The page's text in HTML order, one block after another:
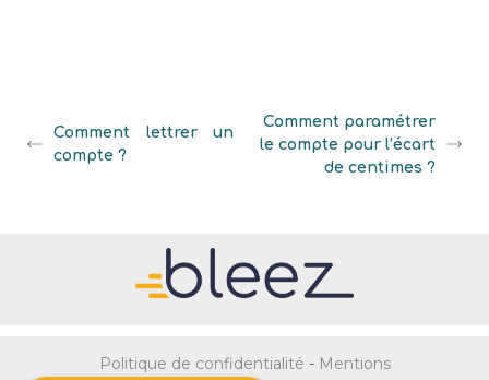
Comment lettrer un
compte ?
Comment paramétrer
le compte pour l’écart
de centimes ?
Politique de confidentialité - Mentions